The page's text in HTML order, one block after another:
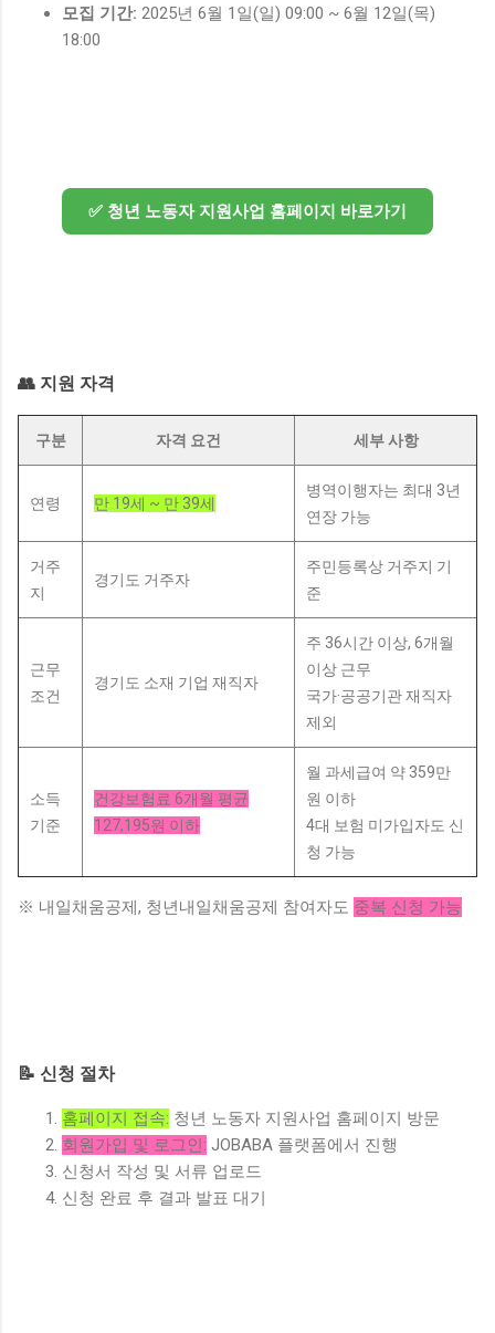
모집 기간: 2025년 6월 1일(일) 09:00 ~ 6월 12일(목)
18:00
✅ 청년 노동자 지원사업 홈페이지 바로가기
👥 지원 자격
구분 자격 요건 세부 사항
연령 만 19세 ~ 만 39세
병역이행자는 최대 3년
연장 가능
거주
지
경기도 거주자
주민등록상 거주지 기
준
근무
조건
경기도 소재 기업 재직자
주 36시간 이상, 6개월
이상 근무
국가·공공기관 재직자
제외
소득
기준
건강보험료 6개월 평균
127,195원 이하
월 과세급여 약 359만
원 이하
4대 보험 미가입자도 신
청 가능
※ 내일채움공제, 청년내일채움공제 참여자도 중복 신청 가능
📝 신청 절차
홈페이지 접속: 청년 노동자 지원사업 홈페이지 방문
회원가입 및 로그인: JOBABA 플랫폼에서 진행
신청서 작성 및 서류 업로드
신청 완료 후 결과 발표 대기